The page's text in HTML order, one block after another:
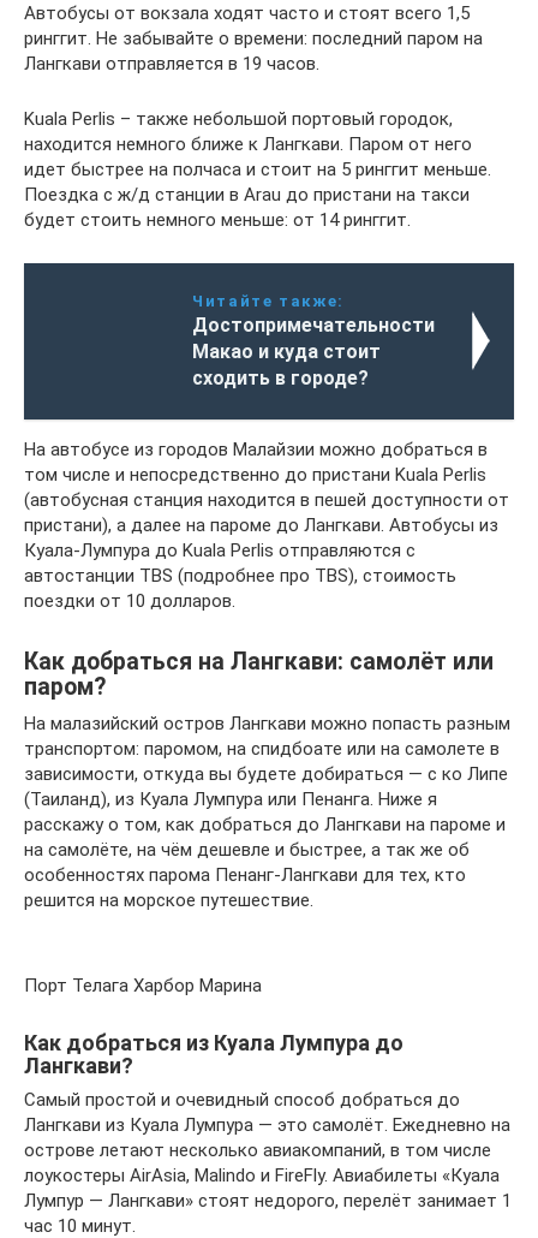
Автобусы от вокзала ходят часто и стоят всего 1,5
ринггит. Не забывайте о времени: последний паром на
Лангкави отправляется в 19 часов.
Kuala Perlis – также небольшой портовый городок,
находится немного ближе к Лангкави. Паром от него
идет быстрее на полчаса и стоит на 5 ринггит меньше.
Поездка с ж/д станции в Arau до пристани на такси
будет стоить немного меньше: от 14 ринггит.
Читайте также:
Достопримечательности
Макао и куда стоит
сходить в городе?
На автобусе из городов Малайзии можно добраться в
том числе и непосредственно до пристани Kuala Perlis
(автобусная станция находится в пешей доступности от
пристани), а далее на пароме до Лангкави. Автобусы из
Куала-Лумпура до Kuala Perlis отправляются с
автостанции TBS (подробнее про TBS), стоимость
поездки от 10 долларов.
Как добраться на Лангкави: самолёт или
паром?
На малазийский остров Лангкави можно попасть разным
транспортом: паромом, на спидбоате или на самолете в
зависимости, откуда вы будете добираться — с ко Липе
(Таиланд), из Куала Лумпура или Пенанга. Ниже я
расскажу о том, как добраться до Лангкави на пароме и
на самолёте, на чём дешевле и быстрее, а так же об
особенностях парома Пенанг-Лангкави для тех, кто
решится на морское путешествие.
Порт Телага Харбор Марина
Как добраться из Куала Лумпура до
Лангкави?
Самый простой и очевидный способ добраться до
Лангкави из Куала Лумпура — это самолёт. Ежедневно на
острове летают несколько авиакомпаний, в том числе
лоукостеры AirAsia, Malindo и FireFly. Авиабилеты «Куала
Лумпур — Лангкави» стоят недорого, перелёт занимает 1
час 10 минут.